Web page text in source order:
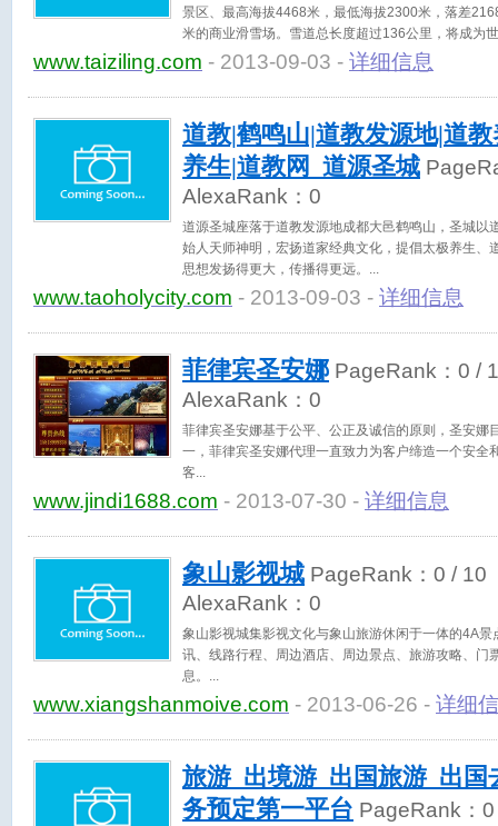
景区、最高海拔4468米，最低海拔2300米，落差
米的商业滑雪场。雪道总长度超过136公里，将成为
www.taiziling.com - 2013-09-03 - 详细信息
道教|鹤鸣山|道教发源地|道
养生|道教网_道源圣城
AlexaRank： 0
道源圣城座落于道教发源地成都大邑鹤鸣山，圣城以
始人天师神明，宏扬道家经典文化，提倡太极养生、
思想发扬得更大，传播得更远。
www.taoholycity.com - 2013-09-03 - 详细信息
菲律宾圣安娜 PageRank： 0 /
AlexaRank： 0
菲律宾圣安娜基于公平、公正及诚信的原则，圣安娜
一，菲律宾圣安娜代理一直致力为客户缔造一个安全
客
www.jindi1688.com - 2013-07-30 - 详细信息
象山影视城 PageRank： 0 / 10
AlexaRank： 0
象山影视城集影视文化与象山旅游休闲于一体的4A
讯、线路行程、周边酒店、周边景点、旅游攻略、门
息。
www.xiangshanmoive.com - 2013-06-26 - 详细
旅游_出境游_出国旅游_出
务预定第一平台 PageRank： 0